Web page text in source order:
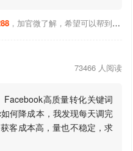
，加官微了解，希望可以帮到你！
73466 人阅读
高质量转化关键词
何降成本，我发现每天调完
客成本高，量也不稳定，求